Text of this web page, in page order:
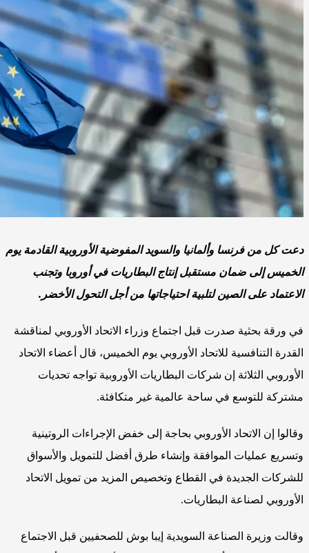
دعت كل من فرنسا وألمانيا والسويد المفوضية الأوروبية القادمة يوم
الخميس إلى ضمان مستقبل إنتاج البطاريات في أوروبا وتجنب
الاعتماد على الصين لتلبية احتياجاتها من أجل التحول الأخضر.
في ورقة بحثية صدرت قبل اجتماع وزراء الاتحاد الأوروبي لمناقشة
القدرة التنافسية للاتحاد الأوروبي يوم الخميس، قال أعضاء الاتحاد
الأوروبي الثلاثة إن شركات البطاريات الأوروبية تواجه تحديات
مشتركة للتوسع في ساحة عالمية غير متكافئة.
وقالوا إن الاتحاد الأوروبي بحاجة إلى خفض الإجراءات الروتينية
وتسريع عمليات الموافقة وإنشاء طرق أفضل للتمويل والأسواق
للشركات الجديدة في القطاع وتخصيص المزيد من تمويل الاتحاد
الأوروبي لصناعة البطاريات.
وقالت وزيرة الصناعة السويدية إيبا بوش للصحفيين قبل الاجتماع